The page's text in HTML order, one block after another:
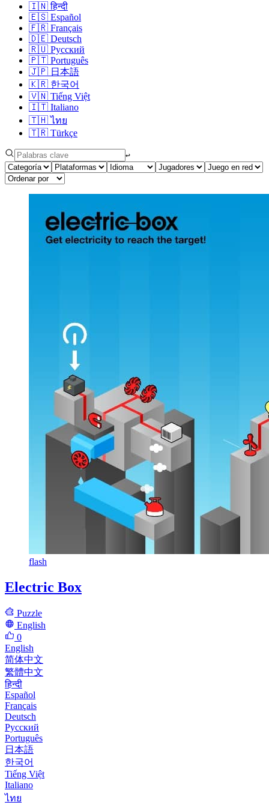
🇮🇳 हिन्दी
🇪🇸 Español
🇫🇷 Français
🇩🇪 Deutsch
🇷🇺 Русский
🇵🇹 Português
🇯🇵 日本語
🇰🇷 한국어
🇻🇳 Tiếng Việt
🇮🇹 Italiano
🇹🇭 ไทย
🇹🇷 Türkçe
↩︎
flash
Electric Box
Puzzle
English
0
English
简体中文
繁體中文
हिन्दी
Español
Français
Deutsch
Русский
Português
日本語
한국어
Tiếng Việt
Italiano
ไทย